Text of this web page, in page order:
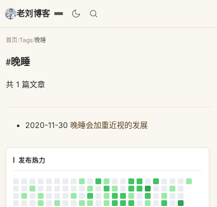
老刘博客
首页/Tags/晚睡
#晚睡
共 1 篇文章
2020-11-30 晚睡会加重近视的发展
发布热力